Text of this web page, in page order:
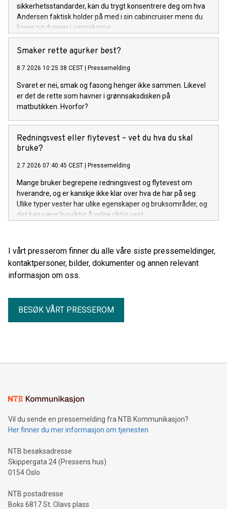
sikkerhetsstandarder, kan du trygt konsentrere deg om hva
Andersen faktisk holder på med i sin cabincruiser mens du
ligger og dupper i vannskorpa.
Smaker rette agurker best?
8.7.2026 10:25:38 CEST | Pressemelding
Svaret er nei, smak og fasong henger ikke sammen. Likevel
er det de rette som havner i grønnsaksdisken på
matbutikken. Hvorfor?
Redningsvest eller flytevest – vet du hva du skal
bruke?
2.7.2026 07:40:45 CEST | Pressemelding
Mange bruker begrepene redningsvest og flytevest om
hverandre, og er kanskje ikke klar over hva de har på seg.
Ulike typer vester har ulike egenskaper og bruksområder, og
det kan være livsviktig å velge riktig vest.
I vårt presserom finner du alle våre siste pressemeldinger,
kontaktpersoner, bilder, dokumenter og annen relevant
informasjon om oss.
BESØK VÅRT PRESSEROM
Vil du sende en pressemelding fra NTB Kommunikasjon?
Her finner du mer informasjon om tjenesten
NTB besøksadresse
Skippergata 24 (Pressens hus)
0154 Oslo
NTB postadresse
Boks 6817 St. Olavs plass